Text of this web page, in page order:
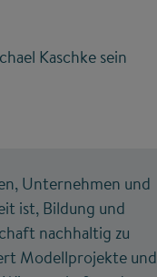
Kaschke sein
Unternehmen und
ist, Bildung und
nachhaltig zu
Modellprojekte und